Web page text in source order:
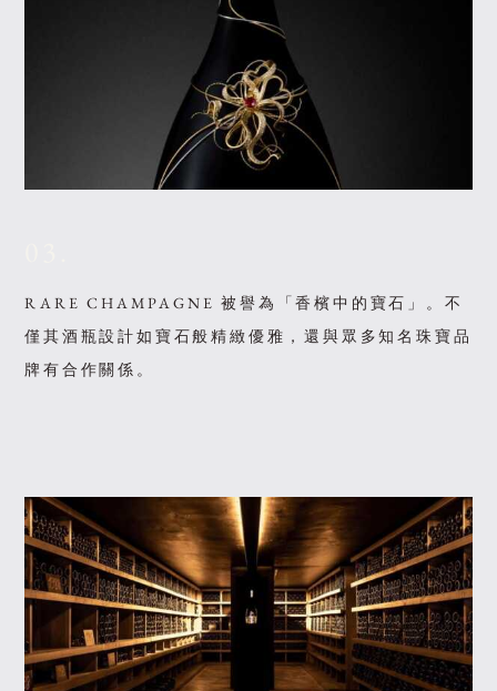
RARE CHAMPAGNE 被譽為「香檳中的寶石」。不
僅其酒瓶設計如寶石般精緻優雅，還與眾多知名珠寶品
牌有合作關係。